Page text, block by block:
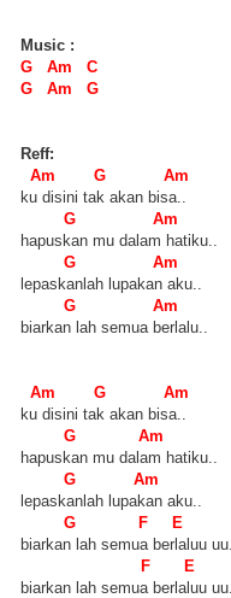
Music :
G Am C
G Am G
Reff:
Am G Am
ku disini tak akan bisa..
G Am
hapuskan mu dalam hatiku..
G Am
lepaskanlah lupakan aku..
G Am
biarkan lah semua berlalu..
Am G Am
ku disini tak akan bisa..
G Am
hapuskan mu dalam hatiku..
G Am
lepaskanlah lupakan aku..
G F E
biarkan lah semua berlaluu uu..
F E
biarkan lah semua berlaluu uu..